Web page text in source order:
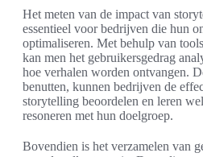
Het meten van de impact van
essentieel voor bedrijven die hun
optimaliseren. Met behulp van
kan men het gebruikersgedrag
hoe verhalen worden ontvangen.
benutten, kunnen bedrijven de
storytelling beoordelen en leren
resoneren met hun doelgroep.
Bovendien is het verzamelen van